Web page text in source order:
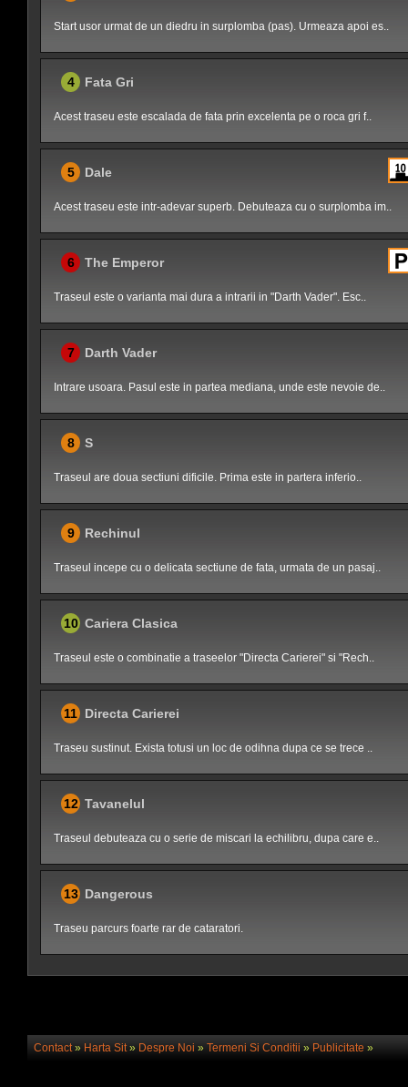
Start usor urmat de un diedru in surplomba (pas). Urmeaza apoi es..
4 Fata Gri
Acest traseu este escalada de fata prin excelenta pe o roca gri f..
5 Dale
Acest traseu este intr-adevar superb. Debuteaza cu o surplomba im..
6 The Emperor
Traseul este o varianta mai dura a intrarii in "Darth Vader". Esc..
7 Darth Vader
Intrare usoara. Pasul este in partea mediana, unde este nevoie de..
8 S
Traseul are doua sectiuni dificile. Prima este in partera inferio..
9 Rechinul
Traseul incepe cu o delicata sectiune de fata, urmata de un pasaj..
10 Cariera Clasica
Traseul este o combinatie a traseelor "Directa Carierei" si "Rech..
11 Directa Carierei
Traseu sustinut. Exista totusi un loc de odihna dupa ce se trece ..
12 Tavanelul
Traseul debuteaza cu o serie de miscari la echilibru, dupa care e..
13 Dangerous
Traseu parcurs foarte rar de cataratori.
Contact» Harta Sit» Despre Noi » Termeni Si Conditii » Publicitate»